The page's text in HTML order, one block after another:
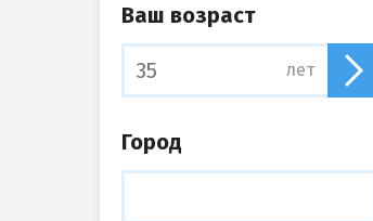
Ваш возраст
лет
Город